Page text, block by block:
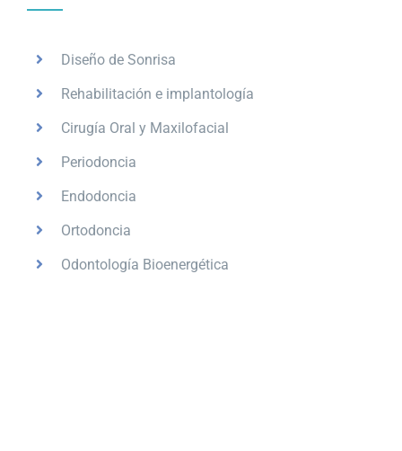
Diseño de Sonrisa
Rehabilitación e implantología
Cirugía Oral y Maxilofacial
Periodoncia
Endodoncia
Ortodoncia
Odontología Bioenergética